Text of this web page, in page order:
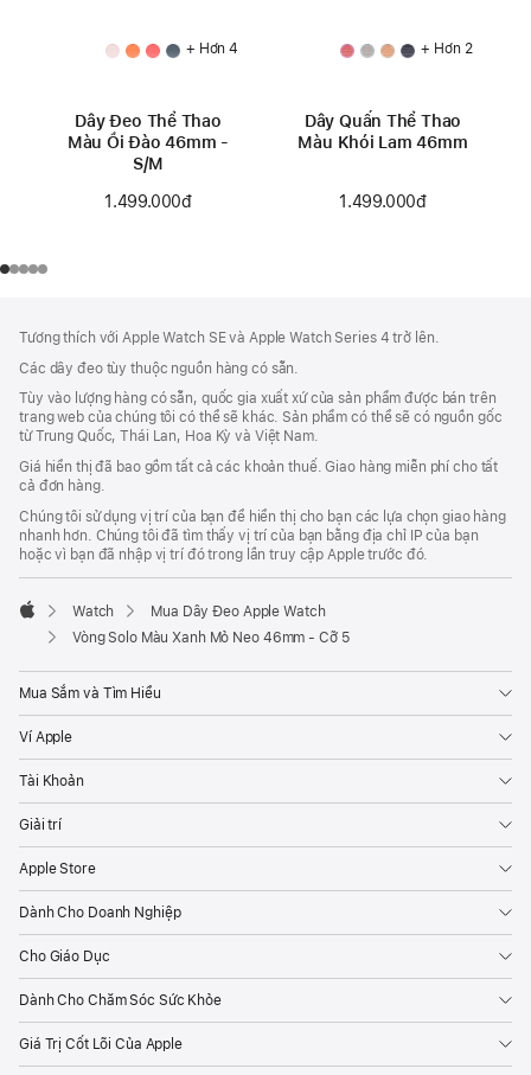
+ Hơn 4
Dây Đeo Thể Thao
Màu Ổi Đào 46mm -
S/M
1.499.000đ
+ Hơn 2
Dây Quấn Thể Thao
Màu Khói Lam 46mm
1.499.000đ
Thích
Chân
Trang
thích
Tương thích với Apple Watch SE và Apple Watch Series 4 trở lên.
Các dây đeo tùy thuộc nguồn hàng có sẵn.
Tùy vào lượng hàng có sẵn, quốc gia xuất xứ của sản phẩm được bán trên
trang web của chúng tôi có thể sẽ khác. Sản phẩm có thể sẽ có nguồn gốc
từ Trung Quốc, Thái Lan, Hoa Kỳ và Việt Nam.
Giá hiển thị đã bao gồm tất cả các khoản thuế. Giao hàng miễn phí cho tất
cả đơn hàng.
Chúng tôi sử dụng vị trí của bạn để hiển thị cho bạn các lựa chọn giao hàng
nhanh hơn. Chúng tôi đã tìm thấy vị trí của bạn bằng địa chỉ IP của bạn
hoặc vì bạn đã nhập vị trí đó trong lần truy cập Apple trước đó.
Apple
Watch
Mua Dây Đeo Apple Watch
Vòng Solo Màu Xanh Mỏ Neo 46mm - Cỡ 5
Mua Sắm và Tìm Hiểu
Ví Apple
Tài Khoản
Giải trí
Apple Store
Dành Cho Doanh Nghiệp
Cho Giáo Dục
Dành Cho Chăm Sóc Sức Khỏe
Giá Trị Cốt Lõi Của Apple